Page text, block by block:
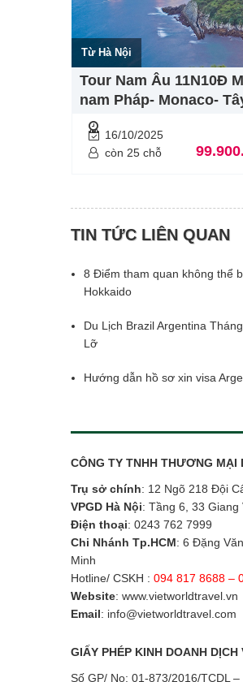
Từ Hà Nội
Tour Nam Âu 11N10Đ
nam Pháp- Monaco-
Nha- Bồ Đào Nha
16/10/2025
còn 25 chỗ
TIN TỨC LIÊN QUAN
8 Điểm tham quan không thể
Hokkaido
Du Lịch Brazil Argentina
Lỡ
Hướng dẫn hồ sơ xin visa
CÔNG TY TNHH THƯƠNG MẠI
Trụ sở chính: 12 Ngõ 218 Đội
VPGD Hà Nội: Tầng 6, 33
Điện thoại: 0243 762 7999
Chi Nhánh Tp.HCM: 6 Đặng
Minh
Hotline/ CSKH : 094 817 8688 –
Website: www.vietworldtravel.vn
Email: info@vietworldtravel.com
GIẤY PHÉP KINH DOANH
Số GP/ No: 01-873/2016/TCDL –